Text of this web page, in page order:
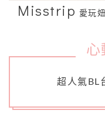
Misstrip 愛玩妞
心
超人氣BL